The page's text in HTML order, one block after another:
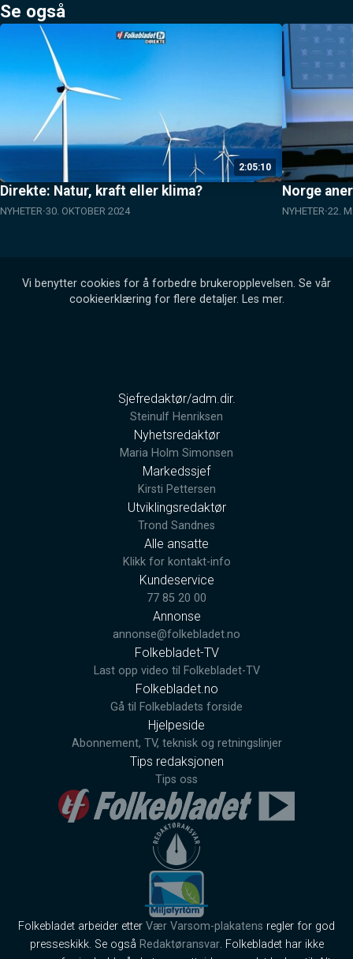
Se også
2:05:10
Direkte: Natur, kraft eller klima?
NYHETER 30. OKTOBER 2024
Norge
NYHETER 22.
Vi benytter cookies for å forbedre brukeropplevelsen. Se vår
cookieerklæring for flere detaljer. Les mer.
Sjefredaktør/adm.dir.
Steinulf Henriksen
Nyhetsredaktør
Maria Holm Simonsen
Markedssjef
Kirsti Pettersen
Utviklingsredaktør
Trond Sandnes
Alle ansatte
Klikk for kontakt-info
Kundeservice
77 85 20 00
Annonse
annonse@folkebladet.no
Folkebladet-TV
Last opp video til Folkebladet-TV
Folkebladet.no
Gå til Folkebladets forside
Hjelpeside
Abonnement, TV, teknisk og retningslinjer
Tips redaksjonen
Tips oss
Folkebladet arbeider etter Vær Varsom-plakatens regler for god
presseskikk. Se også Redaktøransvar. Folkebladet har ikke